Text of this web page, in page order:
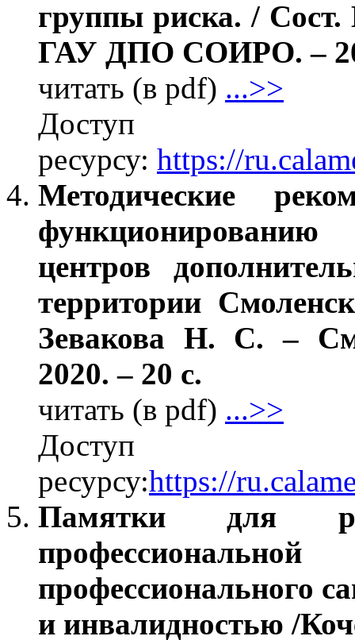
группы риска. /
ГАУ ДПО СОИРО. –
читать (в pdf) ...>>
ресурсу: https://
Методические
центров
территории
Зевакова Н. С. –
2020. – 20 с.
читать (в pdf) ...>>
ресурсу:https://
Памятки для
профессионального
и инвалидностью /